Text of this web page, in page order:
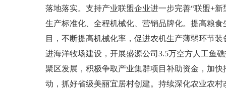
落地落实。支持产业联盟企业进一步完善“联盟+
生产标准化、全程机械化、营销品牌化。提高粮
目，不断提高机械化率，促进农机生产薄弱环节
进海洋牧场建设，开展盛源公司3.5万空方人工鱼
聚区发展，积极争取产业集群项目补助资金，加
动，抓好省级美丽宜居村创建。持续深化农业农